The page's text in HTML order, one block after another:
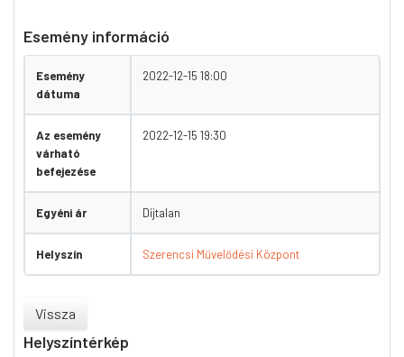
Esemény információ
Esemény
dátuma
2022-12-15 18:00
Az esemény
várható
befejezése
2022-12-15 19:30
Egyéni ár Díjtalan
Helyszín Szerencsi Művelődési Központ
Vissza
Helyszíntérkép